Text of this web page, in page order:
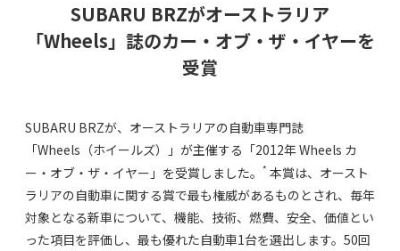
SUBARU BRZがオーストラリア
「Wheels」誌のカー・オブ・ザ・イヤーを
受賞
SUBARU BRZが、オーストラリアの自動車専門誌
「Wheels（ホイールズ）」が主催する「2012年 Wheels カ
ー・オブ・ザ・イヤー」を受賞しました。 * 本賞は、オースト
ラリアの自動車に関する賞で最も権威があるものとされ、毎年
対象となる新車について、機能、技術、燃費、安全、価値とい
った項目を評価し、最も優れた自動車1台を選出します。50回